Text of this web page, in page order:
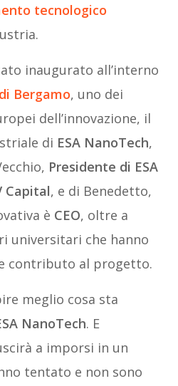
tecnologico
inaugurato all’interno
di Bergamo, uno dei
dell’innovazione, il
di ESA NanoTech,
Presidente di ESA
Capital, e di Benedetto,
è CEO, oltre a
universitari che hanno
contributo al progetto.
meglio cosa sta
NanoTech. E
a imporsi in un
tentato e non sono